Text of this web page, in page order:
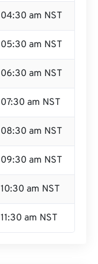
04:30 am NST
05:30 am NST
06:30 am NST
07:30 am NST
08:30 am NST
09:30 am NST
10:30 am NST
11:30 am NST